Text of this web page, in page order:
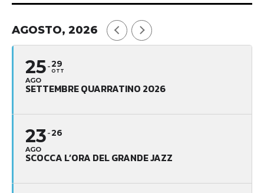
AGOSTO, 2026
25
AGO
29
OTT
SETTEMBRE QUARRATINO 2026
23
AGO
26
SCOCCA L’ORA DEL GRANDE JAZZ